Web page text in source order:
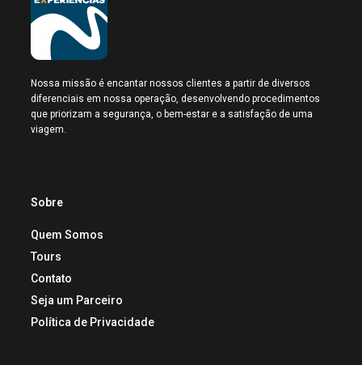
Nossa missão é encantar nossos clientes a partir de diversos
diferenciais em nossa operação, desenvolvendo procedimentos
que priorizam a segurança, o bem-estar e a satisfação de uma
viagem.
Sobre
Quem Somos
Tours
Contato
Seja um Parceiro
Política de Privacidade